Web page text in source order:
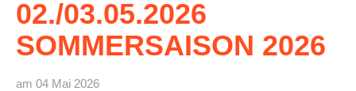
02./03.05.2026
SOMMERSAISON 2026
am 04 Mai 2026